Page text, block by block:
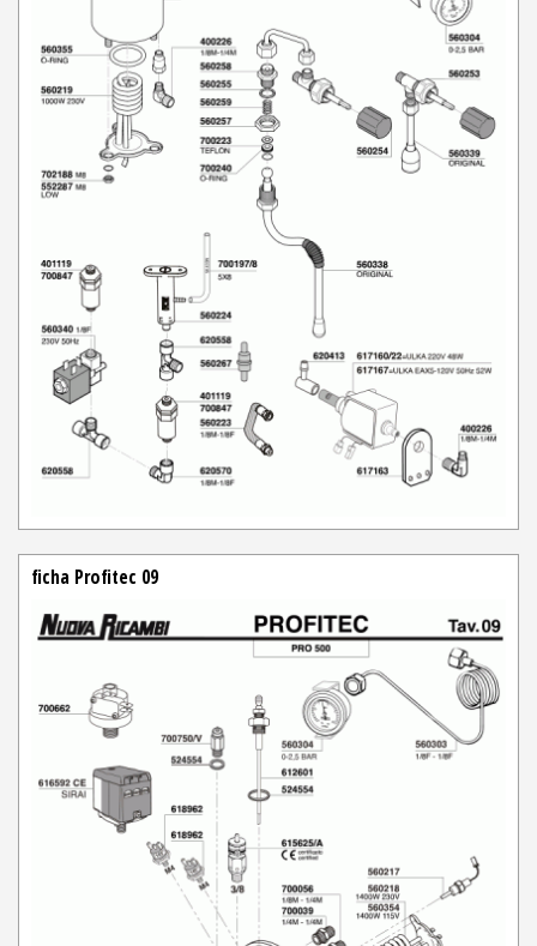
ficha Profitec 09